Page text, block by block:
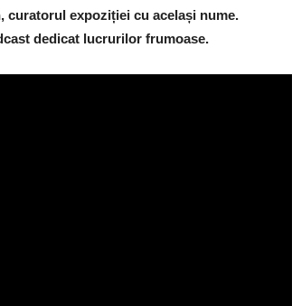
curatorul expoziției cu același nume.
dedicat lucrurilor frumoase.